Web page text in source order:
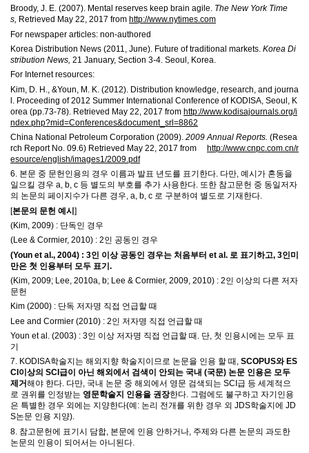
Broody, J. E. (2007). Mental reserves keep brain agile. The New York Time
s, Retrieved May 22, 2017 from http://www.nytimes.com
For newspaper articles: non-authored
Korea Distribution News (2011, June). Future of traditional markets. Korea Di
stribution News, 21 January, Section 3-4. Seoul, Korea.
For Internet resources:
Kim, D. H., &Youn, M. K. (2012). Distribution knowledge, research, and journa
l. Proceeding of 2012 Summer International Conference of KODISA, Seoul, K
orea (pp.73-78). Retrieved May 22, 2017 from http://www.kodisajournals.org/i
ndex.php?mid=Conferences&document_srl=8862
China National Petroleum Corporation (2009). 2009 Annual Reports. (Resea
rch Report No. 09.6) Retrieved May 22, 2017 from
http://www.cnpc.com.cn/r
esource/english/images1/2009.pdf
6. 본문 중 문헌인용의 경우 이름과 발표 년도를 표기한다. 다만, 예시가 혼동을
일으킬 경우 a, b, c 등 별도의 부호를 추가 사용한다. 또한 참고문헌 중 동일저자
의 논문의 페이지수가 다른 경우, a, b, c 로 구분하여 별도로 기재한다.
[본문의 문헌 예시]
(Kim, 2009) : 단독인 경우
(Lee & Cormier, 2010) : 2인 공동인 경우
(Youn et al., 2004) : 3인 이상 공동인 경우는 처음부터 et al. 로 표기하고, 3인미
만은 첫 인용부터 모두 표기.
(Kim, 2009; Lee, 2010a, b; Lee & Cormier, 2009, 2010) : 2인 이상의 다른 저자
문헌
Kim (2000) : 단독 저자명 직접 언급할 때
Lee and Cormier (2010) : 2인 저자명 직접 언급할 때
Youn et al. (2003) : 3인 이상 저자명 직접 언급할 때 . 단, 첫 인용시에는 모두 표
기
7. KODISA학술지는 해외지향 학술지이므로 논문을 인용 할 때 , SCOPUS와 ES
CI이상의 SCI 급이 아닌 해외에서 검색이 안되는 국내 (국문) 논문 인용은 모두
제거해야 한다. 다만, 국내 논문 중 해외에서 영문 검색되는 SCI 급 등 세계적으
로 권위를 인정받는 영문학술지 인용을 권장한다. 그럼에도 불구하고 자기인용
은 특별한 경우 외에는 지양한다(예 : 논리 전개를 위한 경우 외 JDS학술지에 JD
S논문 인용 지양).
8. 참고문헌에 표기시 담합, 본문에 인용 안하거나, 주제와 다른 논문의 과도한
논문의 인용이 되어서는 아니된다.